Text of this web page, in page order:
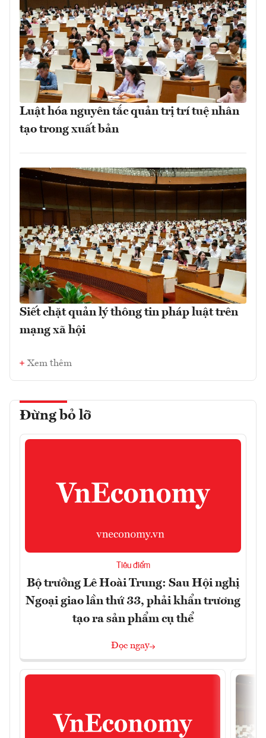
Luật hóa nguyên tắc quản trị trí tuệ nhân
tạo trong xuất bản
Siết chặt quản lý thông tin pháp luật trên
mạng xã hội
Xem thêm
Đừng bỏ lỡ
Tiêu điểm
Bộ trưởng Lê Hoài Trung: Sau Hội nghị
Ngoại giao lần thứ 33, phải khẩn trương
tạo ra sản phẩm cụ thể
Đọc ngay